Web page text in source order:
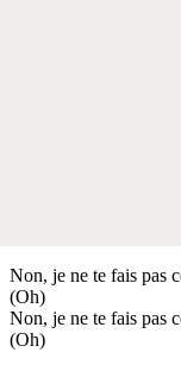
Non, je ne te fais pas
(Oh)
Non, je ne te fais pas
(Oh)